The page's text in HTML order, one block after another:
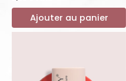
Ajouter au panier